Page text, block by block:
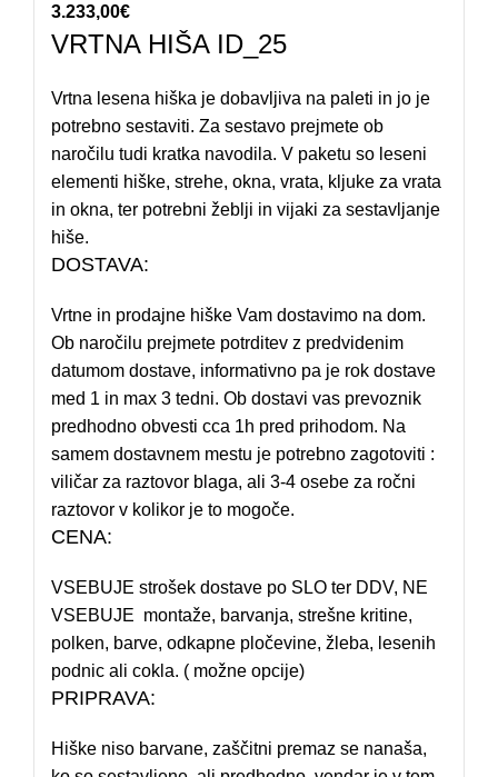
3.233,00€
VRTNA HIŠA ID_25
Vrtna lesena hiška je dobavljiva na paleti in jo je
potrebno sestaviti. Za sestavo prejmete ob
naročilu tudi kratka navodila. V paketu so leseni
elementi hiške, strehe, okna, vrata, kljuke za vrata
in okna, ter potrebni žeblji in vijaki za sestavljanje
hiše.
DOSTAVA:
Vrtne in prodajne hiške Vam dostavimo na dom.
Ob naročilu prejmete potrditev z predvidenim
datumom dostave, informativno pa je rok dostave
med 1 in max 3 tedni. Ob dostavi vas prevoznik
predhodno obvesti cca 1h pred prihodom. Na
samem dostavnem mestu je potrebno zagotoviti :
viličar za raztovor blaga, ali 3-4 osebe za ročni
raztovor v kolikor je to mogoče.
CENA:
VSEBUJE strošek dostave po SLO ter DDV, NE
VSEBUJE montaže, barvanja, strešne kritine,
polken, barve, odkapne pločevine, žleba, lesenih
podnic ali cokla. ( možne opcije)
PRIPRAVA:
Hiške niso barvane, zaščitni premaz se nanaša,